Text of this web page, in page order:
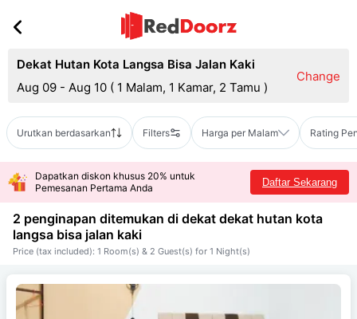
Dekat Hutan Kota Langsa Bisa Jalan Kaki
Aug 09 - Aug 10 ( 1 Malam, 1 Kamar, 2 Tamu )
Change
Urutkan berdasarkan Filters Harga per Malam Rating
Dapatkan diskon khusus 20% untuk
Pemesanan Pertama Anda
Daftar Sekarang
2 penginapan ditemukan di dekat dekat hutan kota
langsa bisa jalan kaki
Price (tax included): 1 Room(s) & 2 Guest(s) for 1 Night(s)